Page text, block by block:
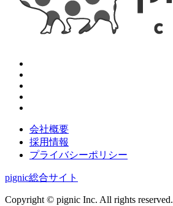
会社概要
採用情報
プライバシーポリシー
pignic総合サイト
Copyright © pignic Inc. All rights reserved.